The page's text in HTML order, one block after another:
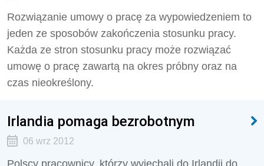
Rozwiązanie umowy o pracę za wypowiedzeniem to
jeden ze sposobów zakończenia stosunku pracy.
Każda ze stron stosunku pracy może rozwiązać
umowę o pracę zawartą na okres próbny oraz na
czas nieokreślony.
Irlandia pomaga bezrobotnym
06 wrz 2012
Polscy pracownicy, którzy wyjechali do Irlandii do